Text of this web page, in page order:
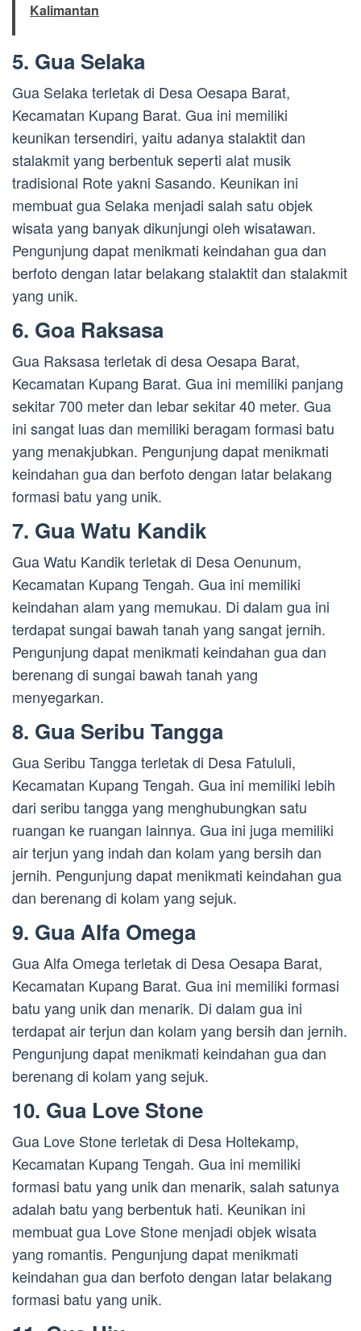
Kalimantan
5. Gua Selaka
Gua Selaka terletak di Desa Oesapa Barat,
Kecamatan Kupang Barat. Gua ini memiliki
keunikan tersendiri, yaitu adanya stalaktit dan
stalakmit yang berbentuk seperti alat musik
tradisional Rote yakni Sasando. Keunikan ini
membuat gua Selaka menjadi salah satu objek
wisata yang banyak dikunjungi oleh wisatawan.
Pengunjung dapat menikmati keindahan gua dan
berfoto dengan latar belakang stalaktit dan stalakmit
yang unik.
6. Goa Raksasa
Gua Raksasa terletak di desa Oesapa Barat,
Kecamatan Kupang Barat. Gua ini memiliki panjang
sekitar 700 meter dan lebar sekitar 40 meter. Gua
ini sangat luas dan memiliki beragam formasi batu
yang menakjubkan. Pengunjung dapat menikmati
keindahan gua dan berfoto dengan latar belakang
formasi batu yang unik.
7. Gua Watu Kandik
Gua Watu Kandik terletak di Desa Oenunum,
Kecamatan Kupang Tengah. Gua ini memiliki
keindahan alam yang memukau. Di dalam gua ini
terdapat sungai bawah tanah yang sangat jernih.
Pengunjung dapat menikmati keindahan gua dan
berenang di sungai bawah tanah yang
menyegarkan.
8. Gua Seribu Tangga
Gua Seribu Tangga terletak di Desa Fatululi,
Kecamatan Kupang Tengah. Gua ini memiliki lebih
dari seribu tangga yang menghubungkan satu
ruangan ke ruangan lainnya. Gua ini juga memiliki
air terjun yang indah dan kolam yang bersih dan
jernih. Pengunjung dapat menikmati keindahan gua
dan berenang di kolam yang sejuk.
9. Gua Alfa Omega
Gua Alfa Omega terletak di Desa Oesapa Barat,
Kecamatan Kupang Barat. Gua ini memiliki formasi
batu yang unik dan menarik. Di dalam gua ini
terdapat air terjun dan kolam yang bersih dan jernih.
Pengunjung dapat menikmati keindahan gua dan
berenang di kolam yang sejuk.
10. Gua Love Stone
Gua Love Stone terletak di Desa Holtekamp,
Kecamatan Kupang Tengah. Gua ini memiliki
formasi batu yang unik dan menarik, salah satunya
adalah batu yang berbentuk hati. Keunikan ini
membuat gua Love Stone menjadi objek wisata
yang romantis. Pengunjung dapat menikmati
keindahan gua dan berfoto dengan latar belakang
formasi batu yang unik.